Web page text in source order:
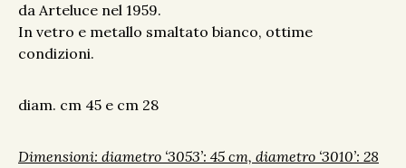
da Arteluce nel 1959.
In vetro e metallo smaltato bianco, ottime
condizioni.
diam. cm 45 e cm 28
Dimensioni: diametro ‘3053’: 45 cm, diametro ‘3010’: 28